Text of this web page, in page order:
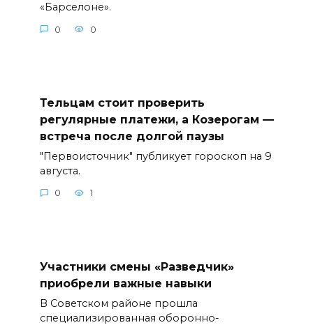
«Барселоне».
0 0
Тельцам стоит проверить
регулярные платежи, а Козерогам —
встреча после долгой паузы
"Первоисточник" публикует гороскоп на 9
августа.
0 1
Участники смены «Разведчик»
приобрели важные навыки
В Советском районе прошла
специализированная оборонно-